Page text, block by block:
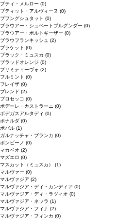
プティ・メルロー (0)
プティット・アルヴィーヌ (0)
プフングシュタット (0)
ブラウアー・シュペートブルグンダー (0)
ブラウアー・ポルトギーザー (0)
ブラウフランキッシュ (2)
ブラケット (0)
ブラック・ミュスカ (0)
ブラッドオレンジ (0)
プリミティーヴォ (2)
フルミント (0)
フレイザ (0)
ブレンド (2)
プロセッコ (0)
ポデーレ・カストラーニ (0)
ボデガスアルタディ (0)
ボナルダ (0)
ボバル (1)
ガルナッチャ・ブランカ (0)
ボンビーノ (0)
マカベオ (2)
マズエロ (0)
マスカット（ミュスカ） (1)
マルヴァー (0)
マルヴァジア (2)
マルヴァジア・ディ・カンディア (0)
マルヴァジア・ディ・ラツィオ (0)
マルヴァジア・ネッラ (1)
マルヴァジア・フィナ (2)
マルヴァジア・フィンカ (0)